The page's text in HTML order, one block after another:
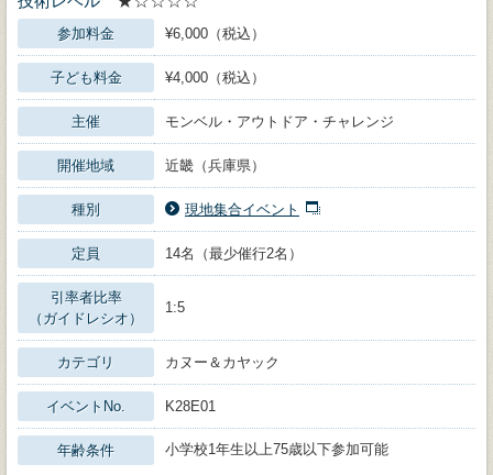
参加料金 ¥6,000（税込）
子ども料金 ¥4,000（税込）
主催 モンベル・アウトドア・チャレンジ
開催地域 近畿（兵庫県）
種別 現地集合イベント
定員 14名（最少催行2名）
引率者比率
（ガイドレシオ）
1:5
カテゴリ カヌー＆カヤック
イベントNo. K28E01
年齢条件 小学校1年生以上75歳以下参加可能